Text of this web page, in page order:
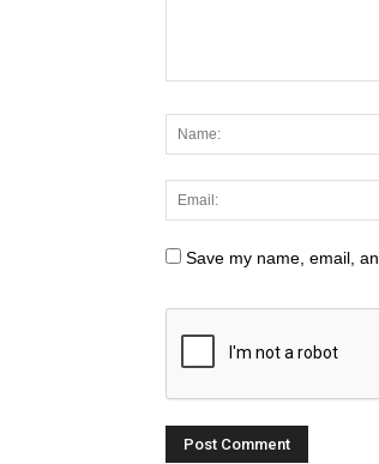
Save my name, email,